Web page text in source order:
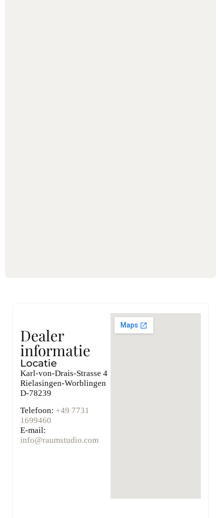
Dealer
informatie
Locatie
Karl-von-Drais-Strasse 4
Rielasingen-Worblingen
D-78239
Telefoon: +49 7731
1699460
E-mail:
info@raumstudio.com